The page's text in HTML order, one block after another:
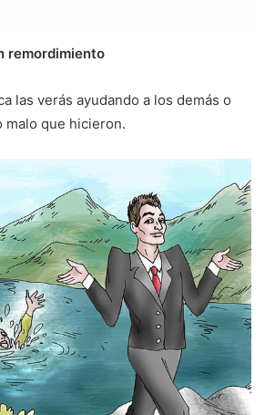
remordimiento
las verás ayudando a los demás o
malo que hicieron.